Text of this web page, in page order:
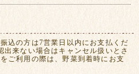
込の方は7営業日以内にお支払くだ
出来ない場合はキャンセル扱いとさ
ご利用の際は、野菜到着時にお支